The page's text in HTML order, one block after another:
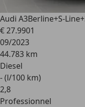
Audi A3Berline+S-
€ 27.9901
09/2023
44.783 km
Diesel
- (l/100 km)
2,8
Professionnel